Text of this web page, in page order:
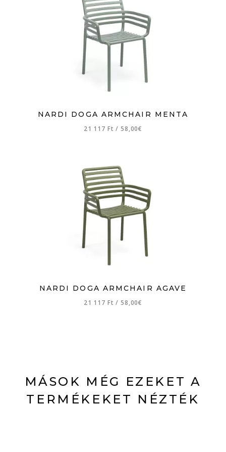
NARDI DOGA ARMCHAIR MENTA
21 117 Ft/ 58,00€
NARDI DOGA ARMCHAIR AGAVE
21 117 Ft/ 58,00€
MÁSOK MÉG EZEKET A
TERMÉKEKET NÉZTÉK